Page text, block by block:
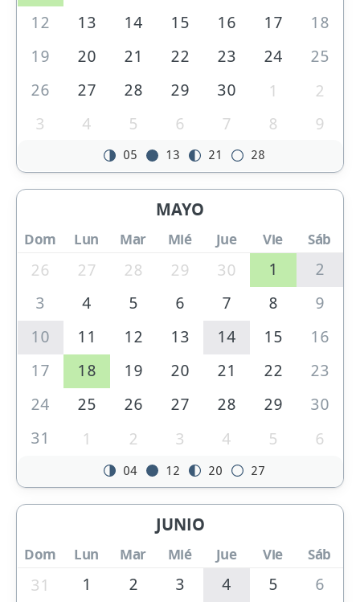
12
13 14 15 16 17
18
19
20 21 22 23 24
25
26
27 28 29 30 1
2
3
4 5 6 7 8 9
05 13 21 28
MAYO
Dom Lun Mar Mié Jue Vie Sáb
26 27 28 29 30 1
2
3
4 5 6 7 8
9
10
11 12 13 14 15
16
17
18 19 20 21 22
23
24
25 26 27 28 29
30
31
1 2 3 4 5 6
04 12 20 27
JUNIO
Dom Lun Mar Mié Jue Vie Sáb
31 1 2 3 4 5
6